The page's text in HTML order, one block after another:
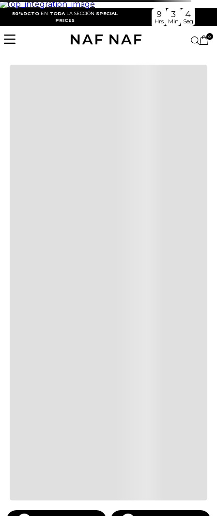
50%DCTO EN TODA LA SECCIÓN SPECIAL
PRICES
9
Hrs
3
Min
3
Seg
0
Cargando el resumen…